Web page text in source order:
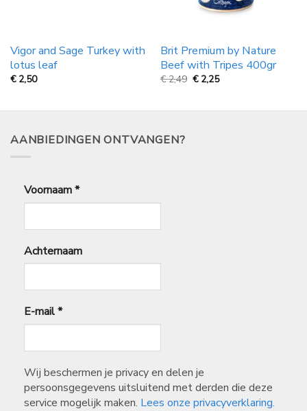
Vigor and Sage Turkey with
lotus leaf
€ 2,50
Brit Premium by Nature
Beef with Tripes 400gr
€2,49 Oorspronkelijke
prijs
2,49.
€ 2,25Huidige
2,25.
AANBIEDINGEN ONTVANGEN?
Voornaam*
Achternaam
E-mail*
Wij beschermen je privacy en delen je
persoonsgegevens uitsluitend met derden die deze
service mogelijk maken. Lees onze privacyverklaring.